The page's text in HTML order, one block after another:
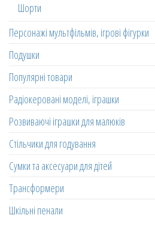
Шорти
Персонажі мультфільмів, ігрові фігурки
Подушки
Популярні товари
Радіокеровані моделі, іграшки
Розвиваючі іграшки для малюків
Стільчики для годування
Сумки та аксесуари для дітей
Трансформери
Шкільні пенали